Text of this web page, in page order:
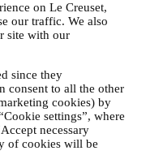
on Le Creuset,
our traffic. We also
site with our
since they
consent to all the other
cookies) by
settings”, where
necessary
of cookies will be
og
våre retningslinjer for
kan vi komme til å
du vurderer produktet
fra kundene våre
Det gjør at vi
våre. På slutten av
å invitere deg til å
er ikke obligatorisk,
inn eller ikke.